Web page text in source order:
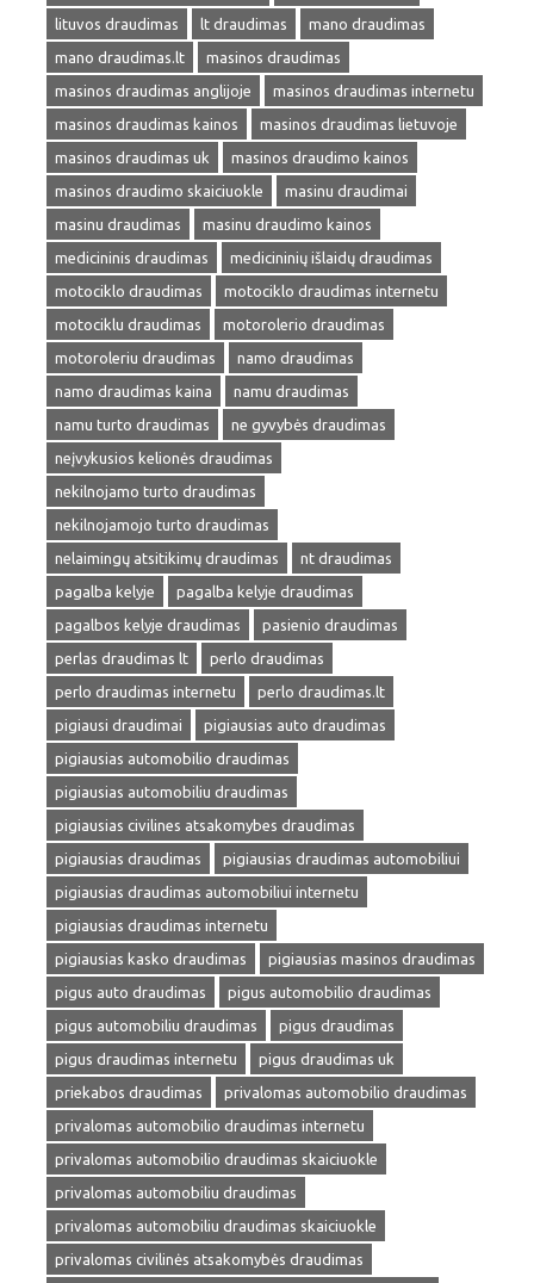
lituvos draudimas
lt draudimas
mano draudimas
mano draudimas.lt
masinos draudimas
masinos draudimas anglijoje
masinos draudimas internetu
masinos draudimas kainos
masinos draudimas lietuvoje
masinos draudimas uk
masinos draudimo kainos
masinos draudimo skaiciuokle
masinu draudimai
masinu draudimas
masinu draudimo kainos
medicininis draudimas
medicininių išlaidų draudimas
motociklo draudimas
motociklo draudimas internetu
motociklu draudimas
motorolerio draudimas
motoroleriu draudimas
namo draudimas
namo draudimas kaina
namu draudimas
namu turto draudimas
ne gyvybės draudimas
neįvykusios kelionės draudimas
nekilnojamo turto draudimas
nekilnojamojo turto draudimas
nelaimingų atsitikimų draudimas
nt draudimas
pagalba kelyje
pagalba kelyje draudimas
pagalbos kelyje draudimas
pasienio draudimas
perlas draudimas lt
perlo draudimas
perlo draudimas internetu
perlo draudimas.lt
pigiausi draudimai
pigiausias auto draudimas
pigiausias automobilio draudimas
pigiausias automobiliu draudimas
pigiausias civilines atsakomybes draudimas
pigiausias draudimas
pigiausias draudimas automobiliui
pigiausias draudimas automobiliui internetu
pigiausias draudimas internetu
pigiausias kasko draudimas
pigiausias masinos draudimas
pigus auto draudimas
pigus automobilio draudimas
pigus automobiliu draudimas
pigus draudimas
pigus draudimas internetu
pigus draudimas uk
priekabos draudimas
privalomas automobilio draudimas
privalomas automobilio draudimas internetu
privalomas automobilio draudimas skaiciuokle
privalomas automobiliu draudimas
privalomas automobiliu draudimas skaiciuokle
privalomas civilinės atsakomybės draudimas